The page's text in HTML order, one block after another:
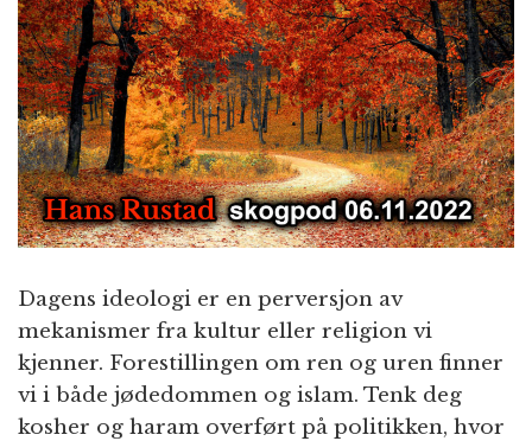
n
Dagens ideologi er en perversjon av
mekanismer fra kultur eller religion vi
kjenner. Forestillingen om ren og uren finner
vi i både jødedommen og islam. Tenk deg
kosher og haram overført på politikken, hvor